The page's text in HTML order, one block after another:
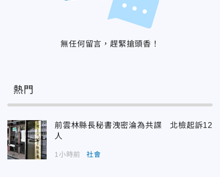
無任何留言，趕緊搶頭香！
熱門
前雲林縣長秘書洩密淪為共諜 北檢起訴12
人
1小時前 社會